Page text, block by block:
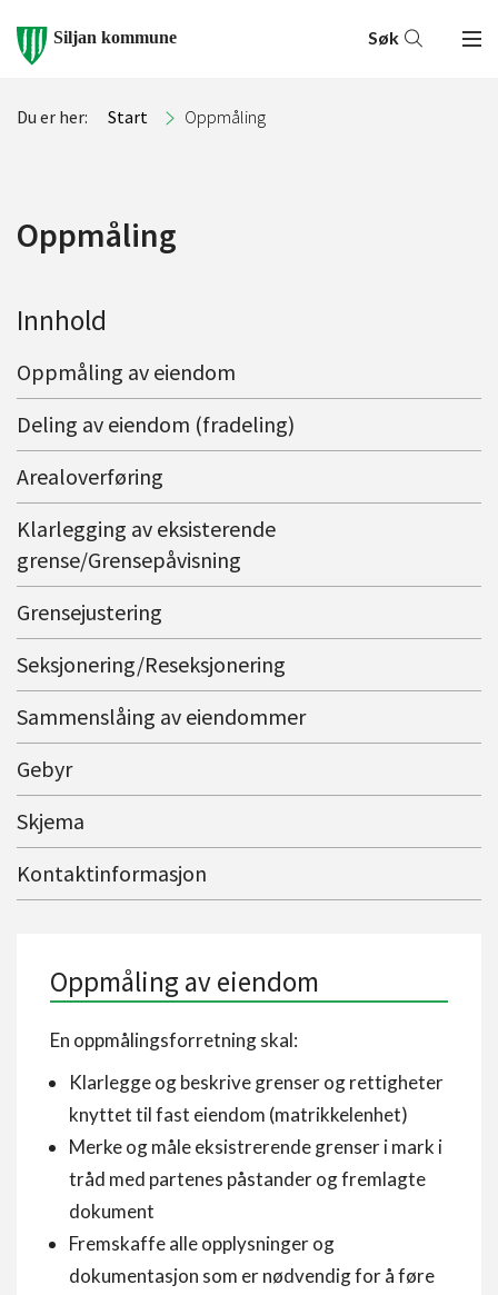
Siljan kommune Søk
Du er her: Start Oppmåling
Oppmåling
Innhold
Oppmåling av eiendom
Deling av eiendom (fradeling)
Arealoverføring
Klarlegging av eksisterende
grense/Grensepåvisning
Grensejustering
Seksjonering/Reseksjonering
Sammenslåing av eiendommer
Gebyr
Skjema
Kontaktinformasjon
Oppmåling av eiendom
En oppmålingsforretning skal:
Klarlegge og beskrive grenser og rettigheter
knyttet til fast eiendom (matrikkelenhet)
Merke og måle eksistrerende grenser i mark i
tråd med partenes påstander og fremlagte
dokument
Fremskaffe alle opplysninger og
dokumentasjon som er nødvendig for å føre